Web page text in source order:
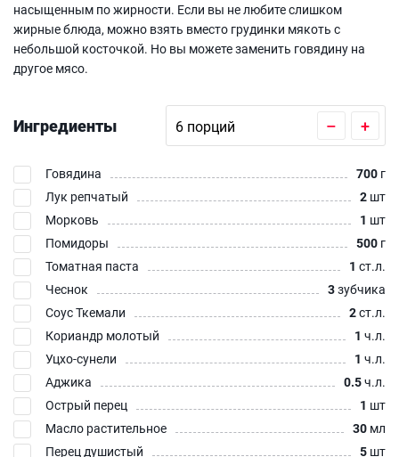
насыщенным по жирности. Если вы не любите слишком
жирные блюда, можно взять вместо грудинки мякоть с
небольшой косточкой. Но вы можете заменить говядину на
другое мясо.
Ингредиенты – +
Говядина 700 г
Лук репчатый
2 шт
Морковь
1 шт
Помидоры
500 г
Томатная паста
1 ст.л.
Чеснок
3зубчика
Соус Ткемали
2ст.л.
Кориандр молотый
1 ч.л.
Уцхо-сунели
1 ч.л.
Аджика
0.5ч.л.
Острый перец
1 шт
Масло растительное
30 мл
Перец душистый
5 шт